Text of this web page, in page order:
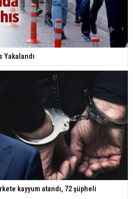
Yakalandı
kayyum atandı, 72 şüpheli